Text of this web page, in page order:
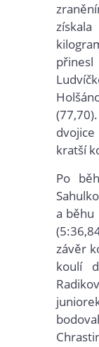
kratší
Po
a běhu
závěr
koulí